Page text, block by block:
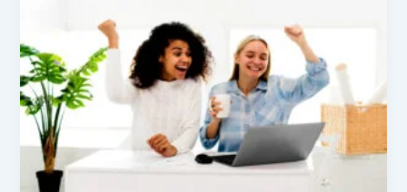
O
Caminho
para
uma
Vida
Financeira
Saudável